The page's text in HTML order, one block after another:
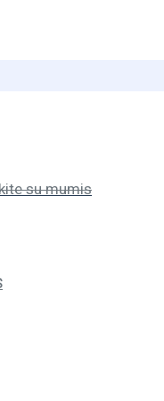
su mumis